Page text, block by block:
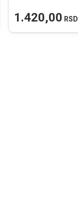
U KORPU
1.420,00 RSD